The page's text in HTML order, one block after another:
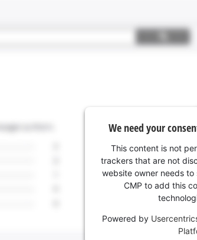
We need your
This content is not
trackers that are not
website owner needs
CMP to add this
Powered by